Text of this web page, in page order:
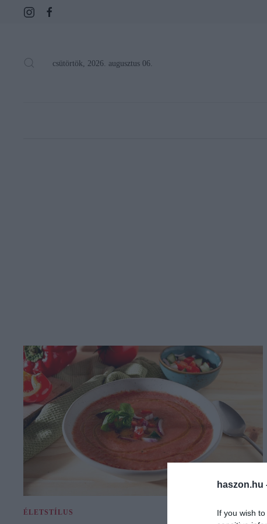
haszon.hu
If you wish
csütörtök, 2026. augusztus 06.
ÉLETSTÍLUS